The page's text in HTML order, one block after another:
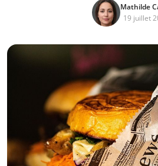
Mathilde
19 juillet